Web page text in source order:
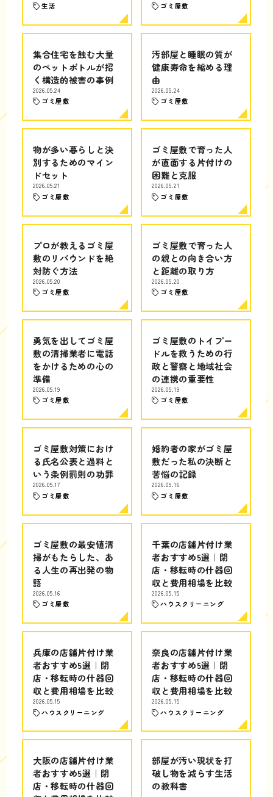
生活 ゴミ屋敷
集合住宅を蝕む大量
のペットボトルが招
く構造的被害の事例
2026.05.24
ゴミ屋敷
汚部屋と睡眠の質が
健康寿命を縮める理
由
2026.05.24
ゴミ屋敷
物が多い暮らしと決
別するためのマイン
ドセット
2026.05.21
ゴミ屋敷
ゴミ屋敷で育った人
が直面する片付けの
困難と克服
2026.05.21
ゴミ屋敷
プロが教えるゴミ屋
敷のリバウンドを絶
対防ぐ方法
2026.05.20
ゴミ屋敷
ゴミ屋敷で育った人
の親との向き合い方
と距離の取り方
2026.05.20
ゴミ屋敷
勇気を出してゴミ屋
敷の清掃業者に電話
をかけるための心の
準備
2026.05.19
ゴミ屋敷
ゴミ屋敷のトイプー
ドルを救うための行
政と警察と地域社会
の連携の重要性
2026.05.19
ゴミ屋敷
ゴミ屋敷対策におけ
る氏名公表と過料と
いう条例罰則の功罪
2026.05.17
ゴミ屋敷
婚約者の家がゴミ屋
敷だった私の決断と
苦悩の記録
2026.05.16
ゴミ屋敷
ゴミ屋敷の最安値清
掃がもたらした、あ
る人生の再出発の物
語
2026.05.16
ゴミ屋敷
千葉の店舗片付け業
者おすすめ5選｜閉
店・移転時の什器回
収と費用相場を比較
2026.05.15
ハウスクリーニング
兵庫の店舗片付け業
者おすすめ5選｜閉
店・移転時の什器回
収と費用相場を比較
2026.05.15
ハウスクリーニング
奈良の店舗片付け業
者おすすめ5選｜閉
店・移転時の什器回
収と費用相場を比較
2026.05.15
ハウスクリーニング
大阪の店舗片付け業
者おすすめ5選｜閉
店・移転時の什器回
部屋が汚い現状を打
破し物を減らす生活
の教科書